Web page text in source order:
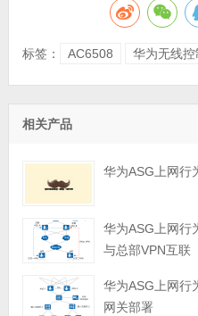
标签： AC6508 华为无线控
相关产品
华为ASG上网行
华为ASG上网行
与总部VPN互联
华为ASG上网行
网关部署